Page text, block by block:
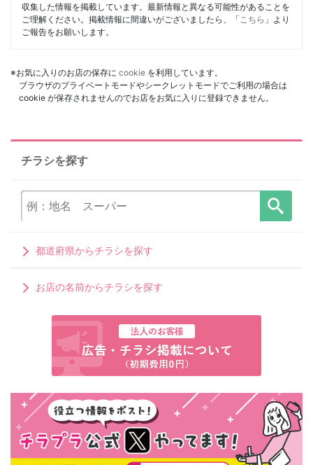
収集した情報を掲載しています。最新情報と異なる可能性があることを
ご理解ください。掲載情報に間違いがございましたら、「 こちら 」より
ご報告をお願いします。
※お気に入りのお店の保存に cookie を利用しています。
ブラウザのプライベートモードやシークレットモードでご利用の場合は
cookie が保存されませんのでお店をお気に入りに登録できません。
チラシを探す
都道府県からチラシを探す
お店の名前からチラシを探す